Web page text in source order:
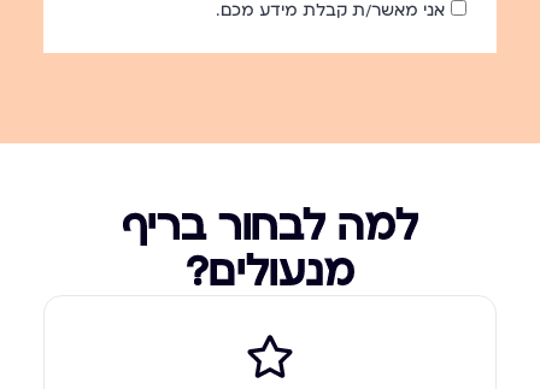
אני מאשר/ת קבלת מידע מכם.
למה לבחור בריף
מנעולים?